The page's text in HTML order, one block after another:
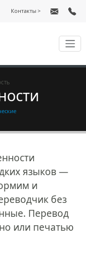
Контакты
языков —
и
без
Перевод
или печатью